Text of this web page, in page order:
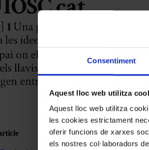
Consentiment
Aquest lloc web utilitza
Aquest lloc web utilitza
les cookies estrictament
oferir funcions de xarxes
els nostres col·laboradors